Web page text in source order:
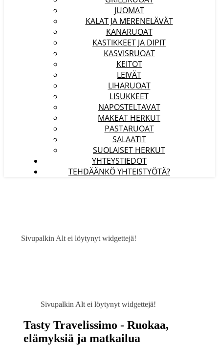
JUOMAT
KALAT JA MERENELÄVÄT
KANARUOAT
KASTIKKEET JA DIPIT
KASVISRUOAT
KEITOT
LEIVÄT
LIHARUOAT
LISUKKEET
NAPOSTELTAVAT
MAKEAT HERKUT
PASTARUOAT
SALAATIT
SUOLAISET HERKUT
YHTEYSTIEDOT
TEHDÄÄNKÖ YHTEISTYÖTÄ?
Sivupalkin Alt ei löytynyt widgettejä!
Sivupalkin Alt ei löytynyt widgettejä!
Tasty Travelissimo - Ruokaa,
elämyksiä ja matkailua